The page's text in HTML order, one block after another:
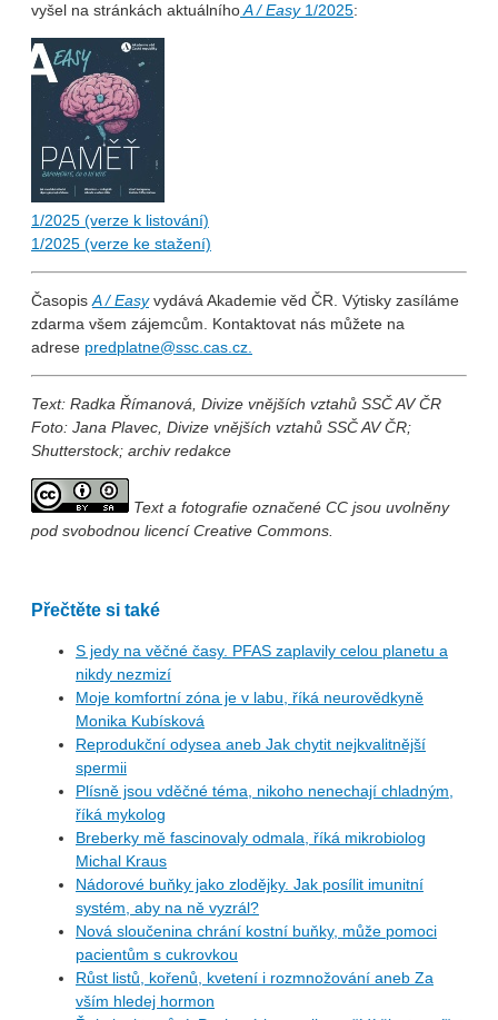
vyšel na stránkách aktuálníhoA / Easy1/2025:
1/2025 (verze k listování)
1/2025 (verze ke stažení)
Časopis A / Easyvydává Akademie věd ČR. Výtisky zasíláme
zdarma všem zájemcům. Kontaktovat nás můžete na
adrese predplatne@ssc.cas.cz.
Text: Radka Římanová, Divize vnějších vztahů SSČ AV ČR
Foto: Jana Plavec, Divize vnějších vztahů SSČ AV ČR;
Shutterstock; archiv redakce
Text a fotografie označené CC jsou uvolněny
pod svobodnou licencí Creative Commons.
Přečtěte si také
S jedy na věčné časy. PFAS zaplavily celou planetu a
nikdy nezmizí
Moje komfortní zóna je v labu, říká neurovědkyně
Monika Kubísková
Reprodukční odysea aneb Jak chytit nejkvalitnější
spermii
Plísně jsou vděčné téma, nikoho nenechají chladným,
říká mykolog
Breberky mě fascinovaly odmala, říká mikrobiolog
Michal Kraus
Nádorové buňky jako zlodějky. Jak posílit imunitní
systém, aby na ně vyzrál?
Nová sloučenina chrání kostní buňky, může pomoci
pacientům s cukrovkou
Růst listů, kořenů, kvetení i rozmnožování aneb Za
vším hledej hormon